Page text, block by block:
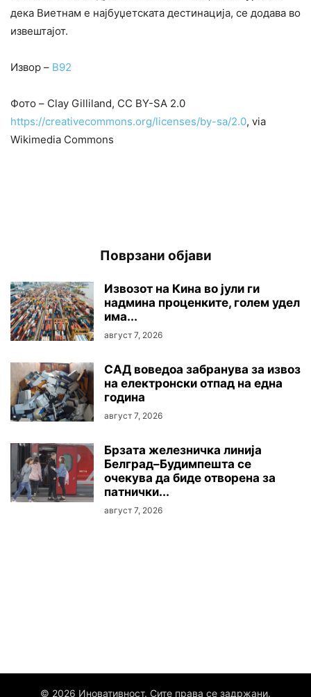
дека Виетнам е најбуџетската дестинација, се додава во
извештајот.
Извор – B92
Фото – Clay Gilliland, CC BY-SA 2.0
https://creativecommons.org/licenses/by-sa/2.0, via
Wikimedia Commons
Поврзани објави
Извозот на Кина во јули ги
надмина проценките, голем удел
има...
август 7, 2026
САД воведоа забранува за извоз
на електронски отпад на една
година
август 7, 2026
Брзата железничка линија
Белград–Будимпешта се
очекува да биде отворена за
патнички...
август 7, 2026
© 2026 Иновативност. Сите права се задржани.